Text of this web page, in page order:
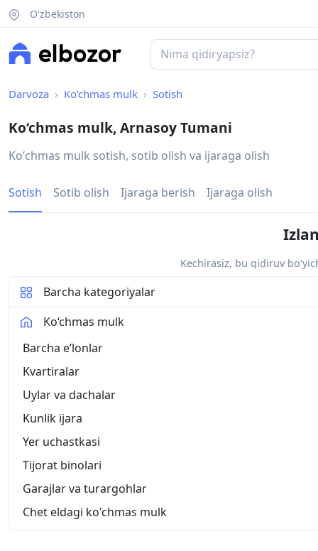
O'zbekiston
Darvoza Ko‘chmas mulk Sotish
Ko‘chmas mulk, Arnasoy Tumani
Koʻchmas mulk sotish, sotib olish va ijaraga olish
Sotish Sotib olish Ijaraga berish Ijaraga olish
Kechirasiz, bu qidiruv
Barcha kategoriyalar
Ko‘chmas mulk
Barcha eʼlonlar
Kvartiralar
Uylar va dachalar
Kunlik ijara
Yer uchastkasi
Tijorat binolari
Garajlar va turargohlar
Chet eldagi ko'chmas mulk